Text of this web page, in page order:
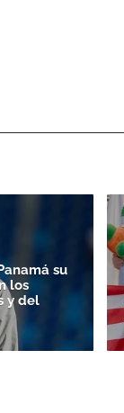
su
los
y del